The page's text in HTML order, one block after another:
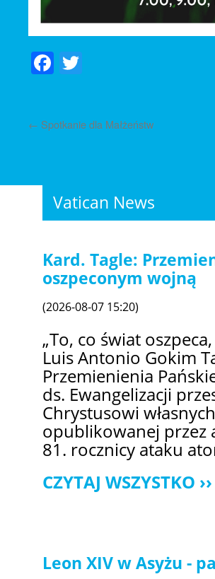
Facebook
← Spotkanie dla Małżeństw
Vatican News
Kard. Tagle:
oszpeconym wojną
(2026-08-07 15:20)
„To, co świat
Luis Antonio Gokim
Przemienienia
ds. Ewangelizacji
Chrystusowi
opublikowanej przez
81. rocznicy ataku
CZYTAJ WSZYSTKO
Leon XIV w Asyżu -